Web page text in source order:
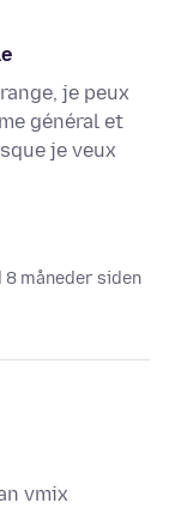
je peux
général et
je veux
8 måneder siden
vmix